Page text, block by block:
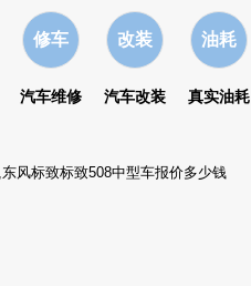
修车
汽车维修
改装
汽车改装
油耗
真实油耗
风标致标致508中型车报价多少钱